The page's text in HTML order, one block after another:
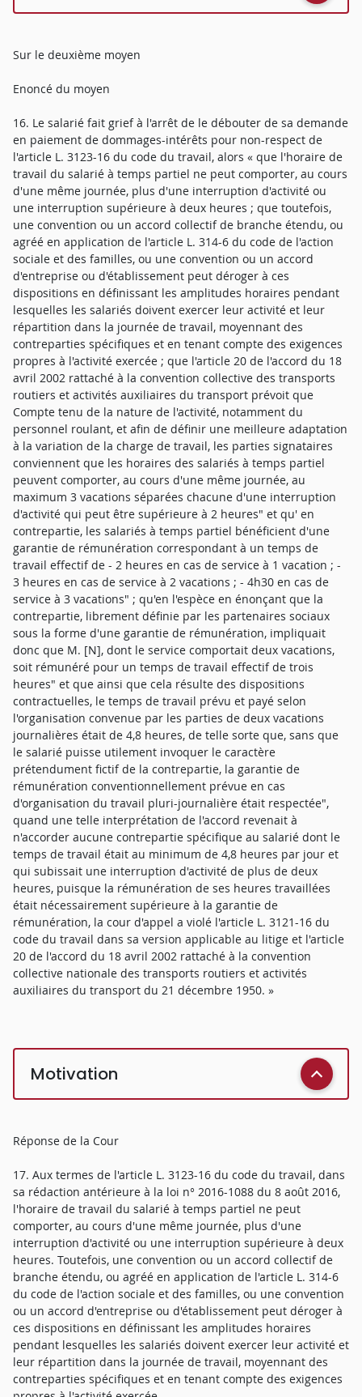
Sur le deuxième moyen
Enoncé du moyen
16. Le salarié fait grief à l'arrêt de le débouter de sa demande
en paiement de dommages-intérêts pour non-respect de
l'article L. 3123-16 du code du travail, alors « que l'horaire de
travail du salarié à temps partiel ne peut comporter, au cours
d'une même journée, plus d'une interruption d'activité ou
une interruption supérieure à deux heures ; que toutefois,
une convention ou un accord collectif de branche étendu, ou
agréé en application de l'article L. 314-6 du code de l'action
sociale et des familles, ou une convention ou un accord
d'entreprise ou d'établissement peut déroger à ces
dispositions en définissant les amplitudes horaires pendant
lesquelles les salariés doivent exercer leur activité et leur
répartition dans la journée de travail, moyennant des
contreparties spécifiques et en tenant compte des exigences
propres à l'activité exercée ; que l'article 20 de l'accord du 18
avril 2002 rattaché à la convention collective des transports
routiers et activités auxiliaires du transport prévoit que
Compte tenu de la nature de l'activité, notamment du
personnel roulant, et afin de définir une meilleure adaptation
à la variation de la charge de travail, les parties signataires
conviennent que les horaires des salariés à temps partiel
peuvent comporter, au cours d'une même journée, au
maximum 3 vacations séparées chacune d'une interruption
d'activité qui peut être supérieure à 2 heures" et qu' en
contrepartie, les salariés à temps partiel bénéficient d'une
garantie de rémunération correspondant à un temps de
travail effectif de - 2 heures en cas de service à 1 vacation ; -
3 heures en cas de service à 2 vacations ; - 4h30 en cas de
service à 3 vacations" ; qu'en l'espèce en énonçant que la
contrepartie, librement définie par les partenaires sociaux
sous la forme d'une garantie de rémunération, impliquait
donc que M. [N], dont le service comportait deux vacations,
soit rémunéré pour un temps de travail effectif de trois
heures" et que ainsi que cela résulte des dispositions
contractuelles, le temps de travail prévu et payé selon
l'organisation convenue par les parties de deux vacations
journalières était de 4,8 heures, de telle sorte que, sans que
le salarié puisse utilement invoquer le caractère
prétendument fictif de la contrepartie, la garantie de
rémunération conventionnellement prévue en cas
d'organisation du travail pluri-journalière était respectée",
quand une telle interprétation de l'accord revenait à
n'accorder aucune contrepartie spécifique au salarié dont le
temps de travail était au minimum de 4,8 heures par jour et
qui subissait une interruption d'activité de plus de deux
heures, puisque la rémunération de ses heures travaillées
était nécessairement supérieure à la garantie de
rémunération, la cour d'appel a violé l'article L. 3121-16 du
code du travail dans sa version applicable au litige et l'article
20 de l'accord du 18 avril 2002 rattaché à la convention
collective nationale des transports routiers et activités
auxiliaires du transport du 21 décembre 1950. »
Motivation
Réponse de la Cour
17. Aux termes de l'article L. 3123-16 du code du travail, dans
sa rédaction antérieure à la loi n° 2016-1088 du 8 août 2016,
l'horaire de travail du salarié à temps partiel ne peut
comporter, au cours d'une même journée, plus d'une
interruption d'activité ou une interruption supérieure à deux
heures. Toutefois, une convention ou un accord collectif de
branche étendu, ou agréé en application de l'article L. 314-6
du code de l'action sociale et des familles, ou une convention
ou un accord d'entreprise ou d'établissement peut déroger à
ces dispositions en définissant les amplitudes horaires
pendant lesquelles les salariés doivent exercer leur activité et
leur répartition dans la journée de travail, moyennant des
contreparties spécifiques et en tenant compte des exigences